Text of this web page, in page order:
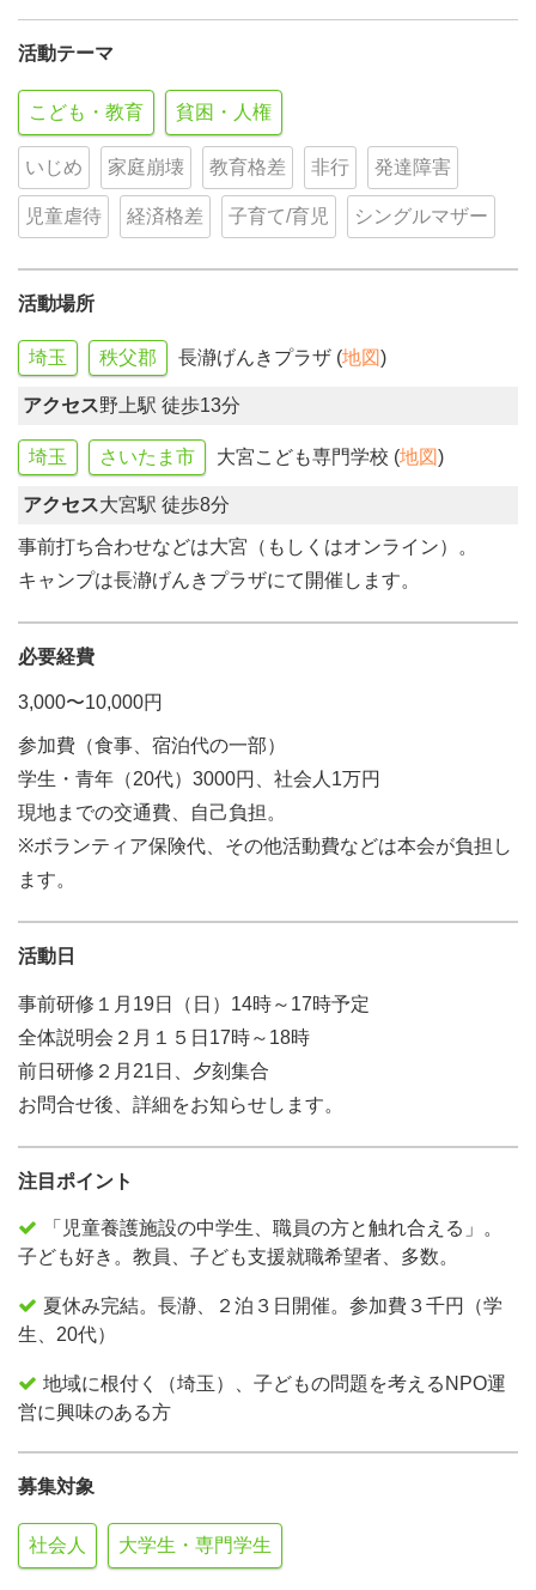
活動テーマ
こども・教育 貧困・人権
いじめ 家庭崩壊 教育格差 非行 発達障害
児童虐待 経済格差 子育て/育児 シングルマザー
活動場所
埼玉 秩父郡 長瀞げんきプラザ (地図)
アクセス野上駅 徒歩13分
埼玉 さいたま市 大宮こども専門学校 (地図)
アクセス大宮駅 徒歩8分
事前打ち合わせなどは大宮（もしくはオンライン）。
キャンプは長瀞げんきプラザにて開催します。
必要経費
3,000〜10,000円
参加費（食事、宿泊代の一部）
学生・青年（20代）3000円、社会人1万円
現地までの交通費、自己負担。
※ボランティア保険代、その他活動費などは本会が負担し
ます。
活動日
事前研修１月19日（日）14時～17時予定
全体説明会２月１５日17時～18時
前日研修２月21日、夕刻集合
お問合せ後、詳細をお知らせします。
注目ポイント
「児童養護施設の中学生、職員の方と触れ合える」。
子ども好き。教員、子ども支援就職希望者、多数。
夏休み完結。長瀞、２泊３日開催。参加費３千円（学
生、20代）
地域に根付く（埼玉）、子どもの問題を考えるNPO運
営に興味のある方
募集対象
社会人 大学生・専門学生